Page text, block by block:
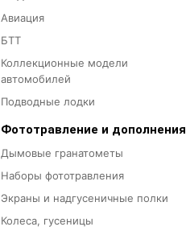
Авиация
БТТ
Коллекционные модели
автомобилей
Подводные лодки
Фототравление и дополнения
Дымовые гранатометы
Наборы фототравления
Экраны и надгусеничные полки
Колеса, гусеницы